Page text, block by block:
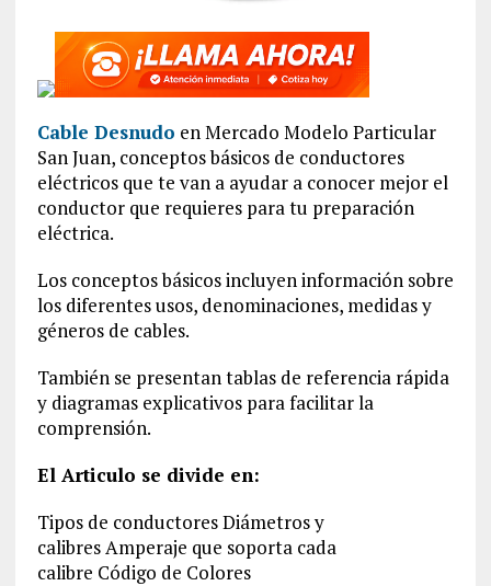
Cable Desnudo en Mercado Modelo Particular
San Juan, conceptos básicos de conductores
eléctricos que te van a ayudar a conocer mejor el
conductor que requieres para tu preparación
eléctrica.
Los conceptos básicos incluyen información sobre
los diferentes usos, denominaciones, medidas y
géneros de cables.
También se presentan tablas de referencia rápida
y diagramas explicativos para facilitar la
comprensión.
El Articulo se divide en:
Tipos de conductores Diámetros y
calibres Amperaje que soporta cada
calibre Código de Colores